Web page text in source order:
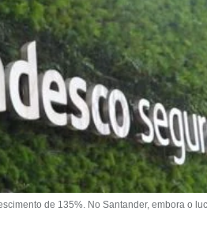
de 135%. No Santander, embora o